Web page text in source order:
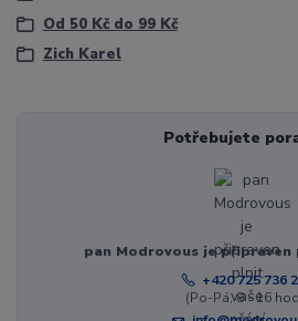
Od 50 Kč do 99 Kč
Zich Karel
Potřebujete
pan Modrovous je připraven
+420 725 736
(Po-Pá, 8 - 16